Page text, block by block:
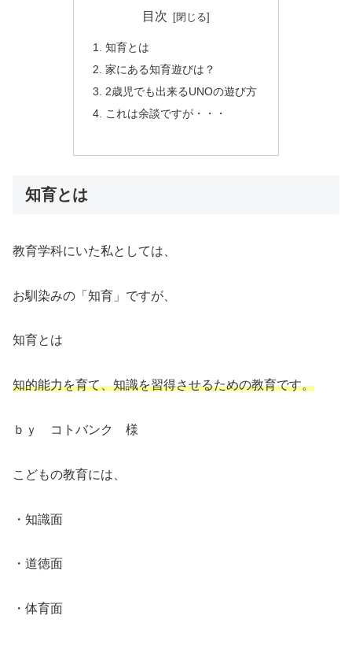
目次
知育とは
家にある知育遊びは？
2歳児でも出来るUNOの遊び方
これは余談ですが・・・
知育とは
教育学科にいた私としては、
お馴染みの「知育」ですが、
知育とは
知的能力を育て、知識を習得させるための教育です。
ｂｙ コトバンク 様
こどもの教育には、
・知識面
・道徳面
・体育面